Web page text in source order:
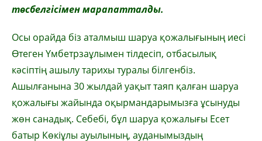
төсбелгісімен марапатталды.
Осы орайда біз аталмыш шаруа қожалығының иесі
Өтеген Үмбетрзаұлымен тілдесіп, отбасылық
кәсіптің ашылу тарихы туралы білгенбіз.
Ашылғанына 30 жылдай уақыт таяп қалған шаруа
қожалығы жайында оқырмандарымызға ұсынуды
жөн санадық. Себебі, бұл шаруа қожалығы Есет
батыр Көкіұлы ауылының, ауданымыздың